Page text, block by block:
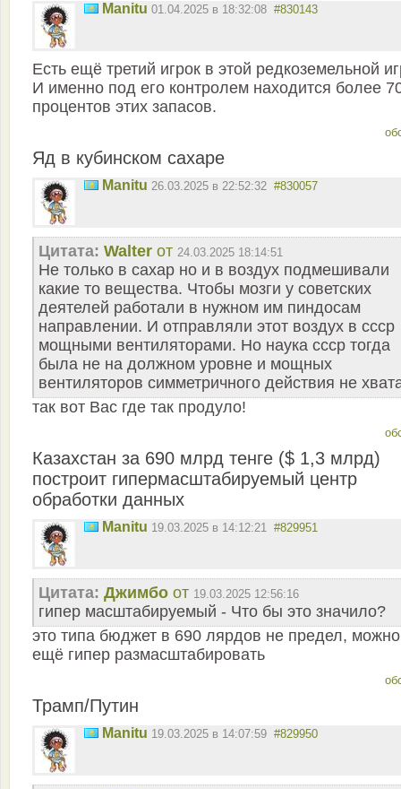
Manitu 01.04.2025 в 18:32:08 #830143
Есть ещё третий игрок в этой редкоземельной
И именно под его контролем находится более
процентов этих запасов.
Яд в кубинском сахаре
Manitu 26.03.2025 в 22:52:32 #830057
Цитата: Walter от 24.03.2025 18:14:51
Не только в сахар но и в воздух подмешивали
какие то вещества. Чтобы мозги у советских
деятелей работали в нужном им пиндосам
направлении. И отправляли этот воздух в ссср
мощными вентиляторами. Но наука ссср тогда
была не на должном уровне и мощных
вентиляторов симметричного действия не
так вот Вас где так продуло!
Казахстан за 690 млрд тенге ($ 1,3 млрд)
построит гипермасштабируемый центр
обработки данных
Manitu 19.03.2025 в 14:12:21 #829951
Цитата: Джимбо от 19.03.2025 12:56:16
гипер масштабируемый - Что бы это значило?
это типа бюджет в 690 лярдов не предел, можно
ещё гипер размасштабировать
Трамп/Путин
Manitu 19.03.2025 в 14:07:59 #829950